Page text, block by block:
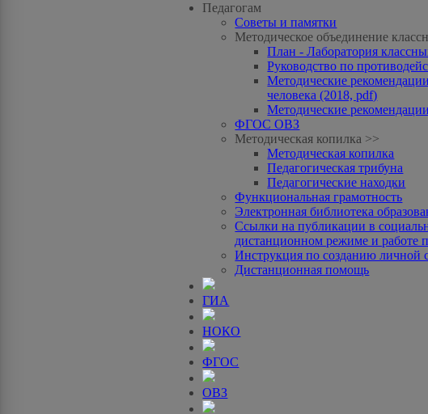
Педагогам
Советы и памятки
Методическое объединение
План - Лаборатория
Руководство по
Методические
человека (2018, pdf)
Методические
ФГОС ОВЗ
Методическая копилка >>
Методическая копилка
Педагогическая трибуна
Педагогические находки
Функциональная грамотность
Электронная библиотека
Ссылки на публикации в
дистанционном режиме и работе
Инструкция по созданию личной
Дистанционная помощь
ГИА
НОКО
ФГОС
ОВЗ